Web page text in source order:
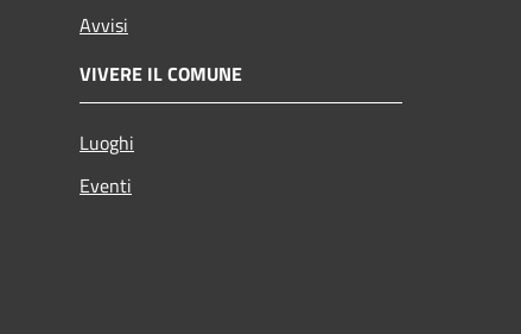
Avvisi
VIVERE IL COMUNE
Luoghi
Eventi